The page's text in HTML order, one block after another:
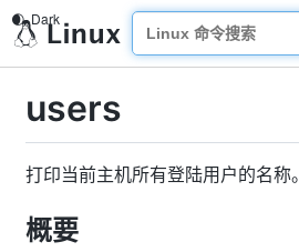
users
打印当前主机所有登陆用户的名称。
概要